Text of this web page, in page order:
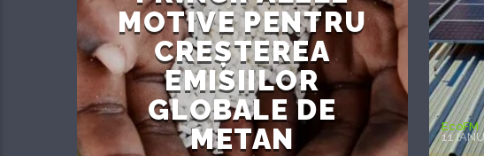
MOTIVE PENTRU
CREȘTEREA
EMISIILOR
GLOBALE DE
METAN
EcoFM
11